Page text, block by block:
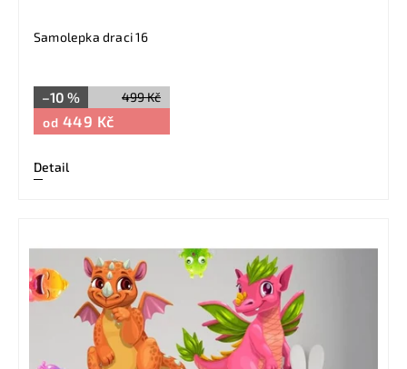
Samolepka draci 16
499 Kč
–10 %
od 449 Kč
Detail